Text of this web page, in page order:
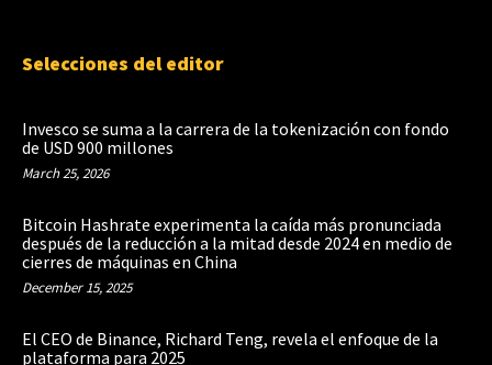
Selecciones del editor
Invesco se suma a la carrera de la tokenización con fondo
de USD 900 millones
March 25, 2026
Bitcoin Hashrate experimenta la caída más pronunciada
después de la reducción a la mitad desde 2024 en medio de
cierres de máquinas en China
December 15, 2025
El CEO de Binance, Richard Teng, revela el enfoque de la
plataforma para 2025